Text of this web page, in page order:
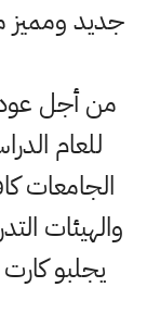
جديد ومميز
من أجل
للعام
الجامعات
والهيئات
يجلبو